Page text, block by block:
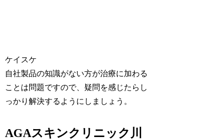
ケイスケ
自社製品の知識がない方が治療に加わる
ことは問題ですので、疑問を感じたらし
っかり解決するようにしましょう。
AGAスキンクリニック川